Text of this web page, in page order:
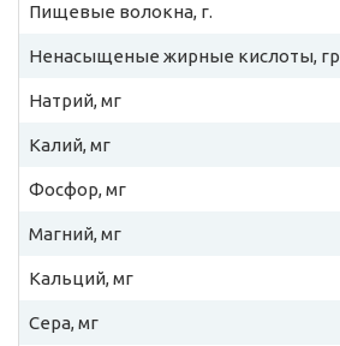
Пищевые волокна, г.
Ненасыщеные жирные кислоты, гр
Натрий, мг
Калий, мг
Фосфор, мг
Магний, мг
Кальций, мг
Сера, мг